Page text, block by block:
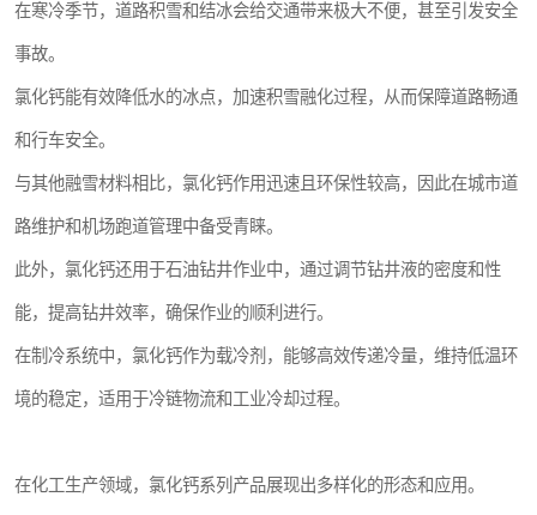
在寒冷季节，道路积雪和结冰会给交通带来极大不便，甚至引发安全
事故。
氯化钙能有效降低水的冰点，加速积雪融化过程，从而保障道路畅通
和行车安全。
与其他融雪材料相比，氯化钙作用迅速且环保性较高，因此在城市道
路维护和机场跑道管理中备受青睐。
此外，氯化钙还用于石油钻井作业中，通过调节钻井液的密度和性
能，提高钻井效率，确保作业的顺利进行。
在制冷系统中，氯化钙作为载冷剂，能够高效传递冷量，维持低温环
境的稳定，适用于冷链物流和工业冷却过程。
在化工生产领域，氯化钙系列产品展现出多样化的形态和应用。